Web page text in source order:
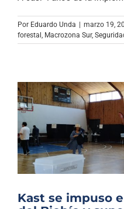
Por Eduardo Unda | marzo 19,
forestal Macrozona Sur,
Kast se impuso